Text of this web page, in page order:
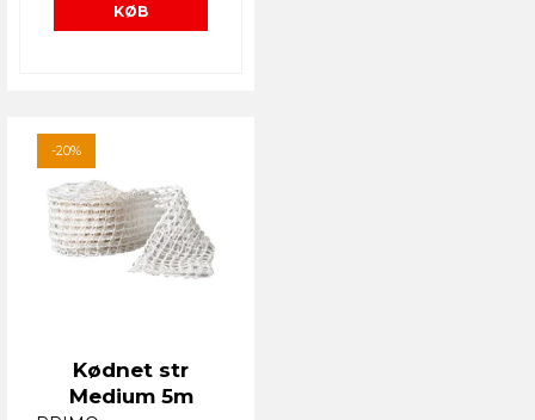
KØB
-20%
Kødnet str
Medium 5m